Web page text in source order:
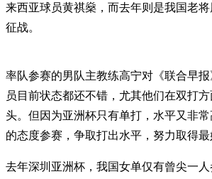
来西亚球员黄祺燊，而去年则是我国老
征战。
率队参赛的男队主教练高宁对《联合早
员目前状态都还不错，尤其他们在双打
头。但因为亚洲杯只有单打，水平又非
的态度参赛，争取打出水平，努力取得
去年深圳亚洲杯，我国女单仅有曾尖一